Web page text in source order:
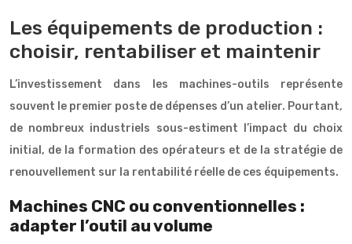
Les équipements de production :
choisir, rentabiliser et maintenir
L’investissement dans les machines-outils représente
souvent le premier poste de dépenses d’un atelier. Pourtant,
de nombreux industriels sous-estiment l’impact du choix
initial, de la formation des opérateurs et de la stratégie de
renouvellement sur la rentabilité réelle de ces équipements.
Machines CNC ou conventionnelles :
adapter l’outil au volume